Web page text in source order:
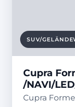
SUV/
Cupra
/NAVI/
Cupra